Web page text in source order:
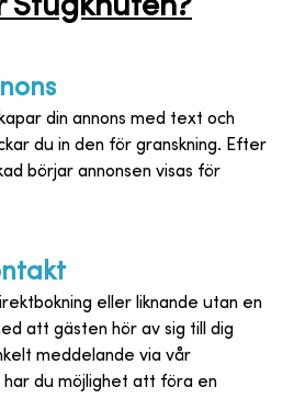
Stugknuten?
din annons med text och
du in den för granskning. Efter
börjar annonsen visas för
eller liknande utan en
att gästen hör av sig till dig
meddelande via vår
du möjlighet att föra en